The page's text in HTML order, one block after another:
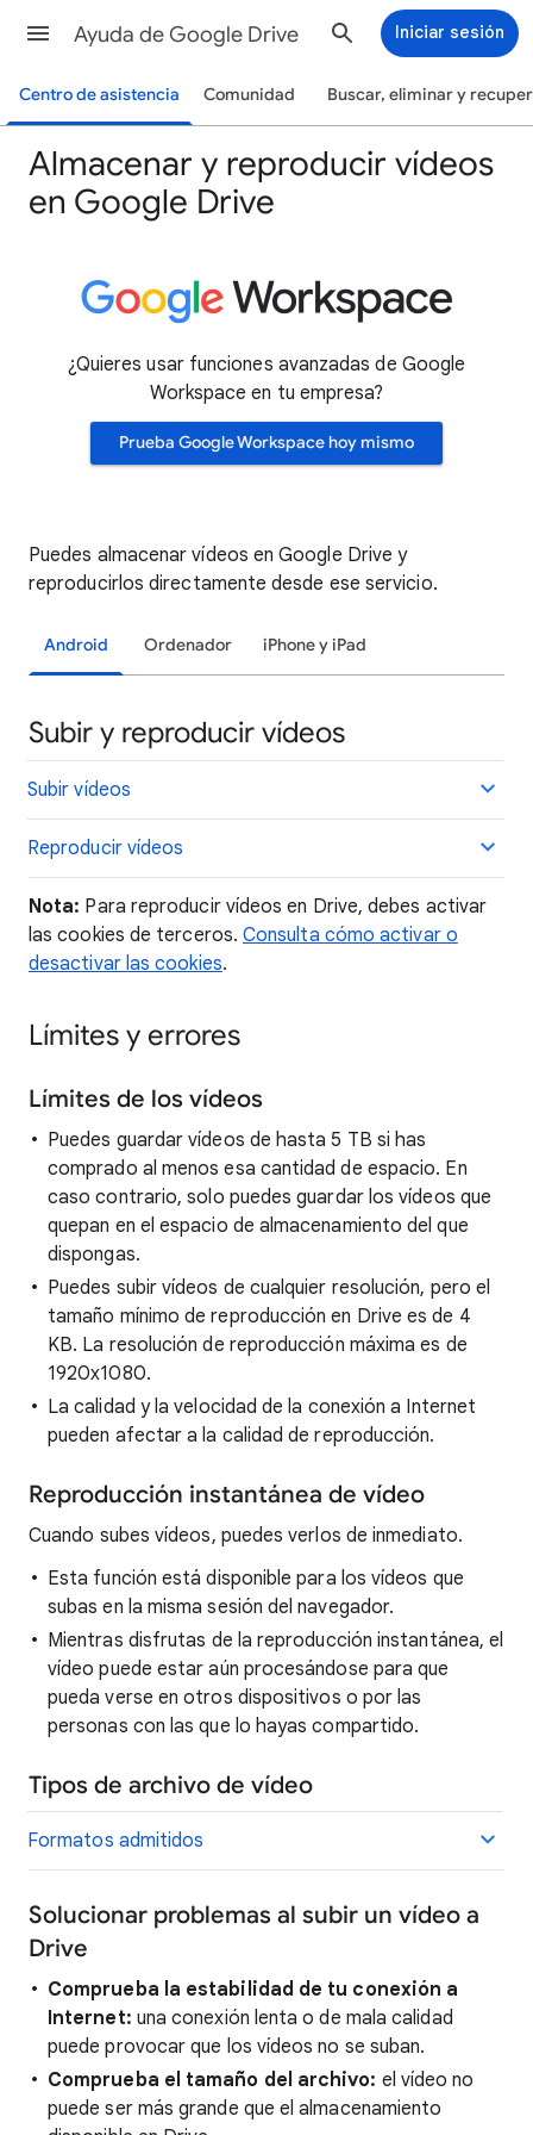
Ayuda de Google Drive Iniciar sesión
Centro de asistencia Comunidad Buscar, eliminar y
Almacenar y reproducir vídeos
en Google Drive
¿Quieres usar funciones avanzadas de Google
Workspace en tu empresa?
Prueba Google Workspace hoy mismo
Puedes almacenar vídeos en Google Drive y
reproducirlos directamente desde ese servicio.
Android Ordenador iPhone y iPad
Subir y reproducir vídeos
Subir vídeos
Reproducir vídeos
Nota: Para reproducir vídeos en Drive, debes activar
las cookies de terceros.Consulta cómo activar o
desactivar las cookies.
Límites y errores
Límites de los vídeos
Puedes guardar vídeos de hasta 5 TB si has
comprado al menos esa cantidad de espacio. En
caso contrario, solo puedes guardar los vídeos que
quepan en el espacio de almacenamiento del que
dispongas.
Puedes subir vídeos de cualquier resolución, pero el
tamaño mínimo de reproducción en Drive es de 4
KB. La resolución de reproducción máxima es de
1920x1080.
La calidad y la velocidad de la conexión a Internet
pueden afectar a la calidad de reproducción.
Reproducción instantánea de vídeo
Cuando subes vídeos, puedes verlos de inmediato.
Esta función está disponible para los vídeos que
subas en la misma sesión del navegador.
Mientras disfrutas de la reproducción instantánea, el
vídeo puede estar aún procesándose para que
pueda verse en otros dispositivos o por las
personas con las que lo hayas compartido.
Tipos de archivo de vídeo
Formatos admitidos
Solucionar problemas al subir un vídeo a
Drive
Comprueba la estabilidad de tu conexión a
Internet: una conexión lenta o de mala calidad
puede provocar que los vídeos no se suban.
Comprueba el tamaño del archivo: el vídeo no
puede ser más grande que el almacenamiento